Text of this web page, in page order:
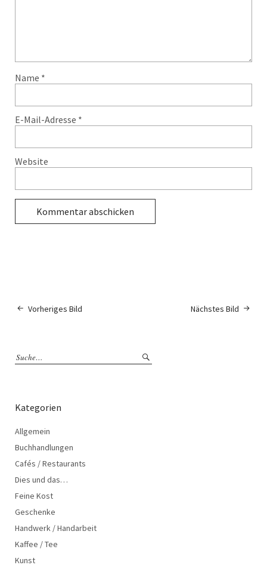
Name *
E-Mail-Adresse *
Website
Nächstes Bild
Vorheriges Bild
Kategorien
Allgemein
Buchhandlungen
Cafés / Restaurants
Dies und das…
Feine Kost
Geschenke
Handwerk / Handarbeit
Kaffee / Tee
Kunst